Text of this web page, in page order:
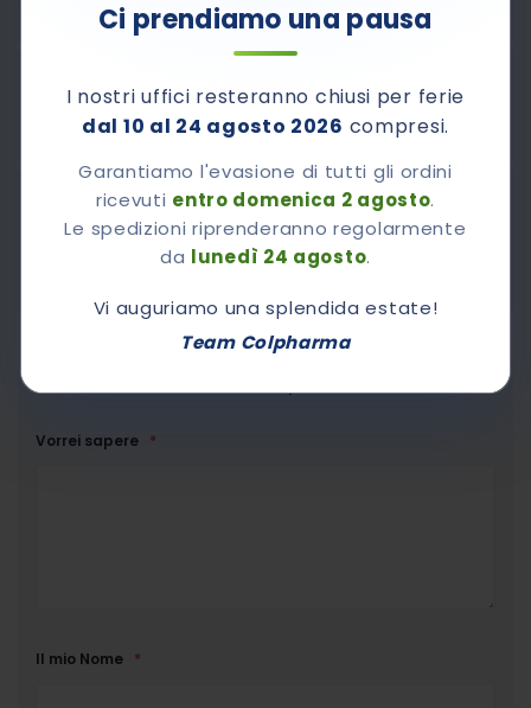
Ci prendiamo una pausa
I nostri uffici resteranno chiusi per ferie
dal 10 al 24 agosto 2026 compresi.
Garantiamo l'evasione di tutti gli ordini
ricevuti entro domenica 2 agosto.
Le spedizioni riprenderanno regolarmente
da lunedì 24 agosto.
Vi auguriamo una splendida estate!
Team Colpharma
Pagamenti sicuri con Carta di Credito, PayPal e
contrassegno.
Contattaci al numero verde800-510661
Dal lunedì al venerdì dalle 8,30 alle 12,30 e dalle 14.00
Vorrei sapere
Il mio Nome